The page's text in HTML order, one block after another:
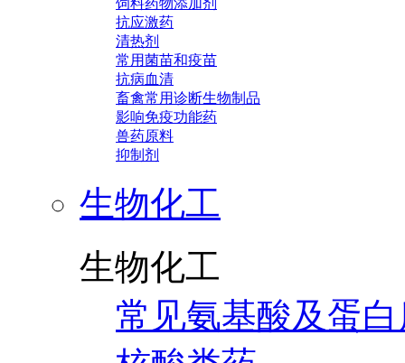
饲料药物添加剂
抗应激药
清热剂
常用菌苗和疫苗
抗病血清
畜禽常用诊断生物制品
影响免疫功能药
兽药原料
抑制剂
生物化工
生物化工
常见氨基酸及蛋